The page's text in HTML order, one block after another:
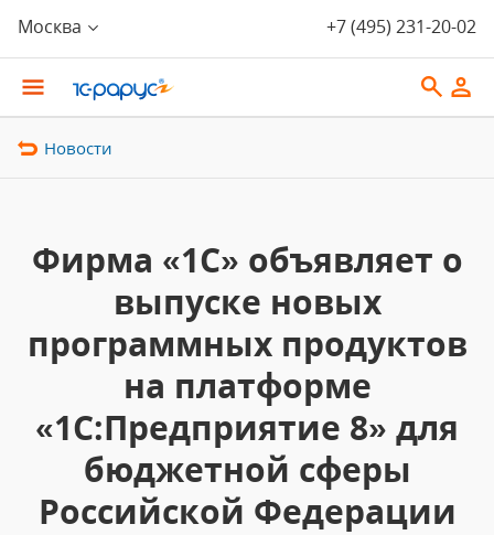
Москва +7 (495) 231-20-02
Новости
Фирма «1С» объявляет о
выпуске новых
программных продуктов
на платформе
«1С:Предприятие 8» для
бюджетной сферы
Российской Федерации